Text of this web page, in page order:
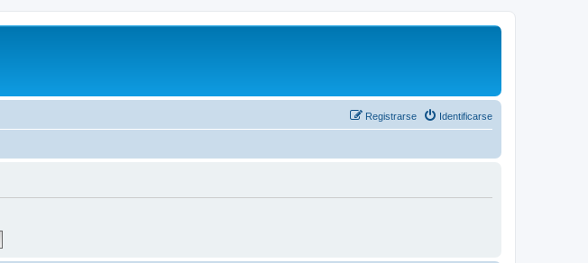
Identificarse
Registrarse